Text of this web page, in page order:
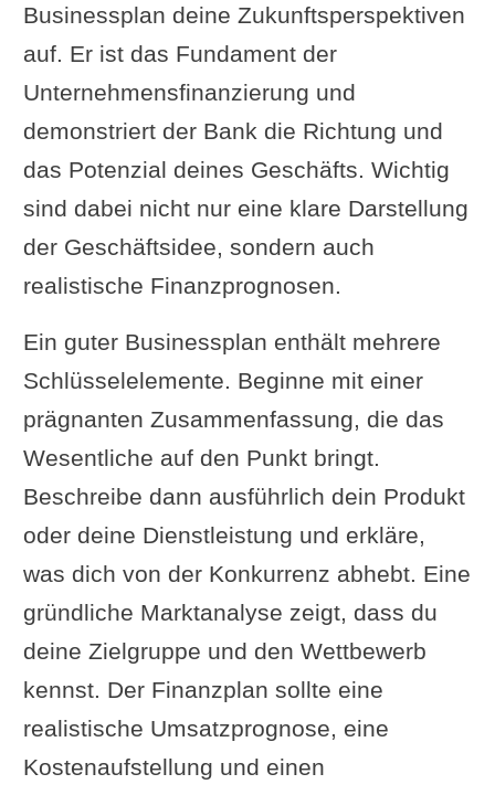
Businessplan deine Zukunftsperspektiven
auf. Er ist das Fundament der
Unternehmensfinanzierung und
demonstriert der Bank die Richtung und
das Potenzial deines Geschäfts. Wichtig
sind dabei nicht nur eine klare Darstellung
der Geschäftsidee, sondern auch
realistische Finanzprognosen.
Ein guter Businessplan enthält mehrere
Schlüsselelemente. Beginne mit einer
prägnanten Zusammenfassung, die das
Wesentliche auf den Punkt bringt.
Beschreibe dann ausführlich dein Produkt
oder deine Dienstleistung und erkläre,
was dich von der Konkurrenz abhebt. Eine
gründliche Marktanalyse zeigt, dass du
deine Zielgruppe und den Wettbewerb
kennst. Der Finanzplan sollte eine
realistische Umsatzprognose, eine
Kostenaufstellung und einen